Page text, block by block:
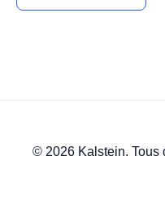
© 2026 Kalstein. Tous